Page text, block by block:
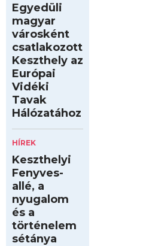
Egyedüli
magyar
városként
csatlakozott
Keszthely az
Európai
Vidéki
Tavak
Hálózatához
HÍREK
Keszthelyi
Fenyves-
allé, a
nyugalom
és a
történelem
sétánya